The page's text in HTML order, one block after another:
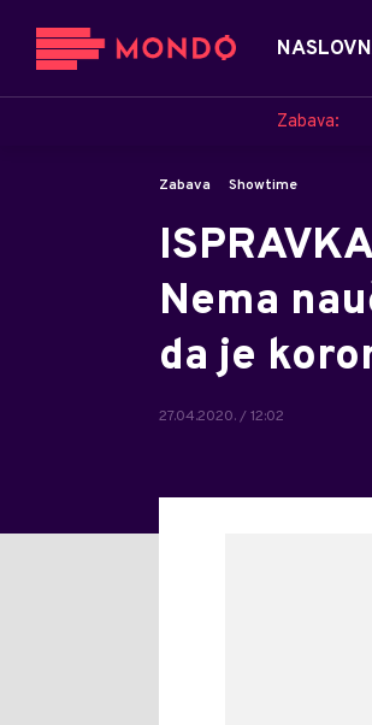
Zabava:
Zabava Showtime
Nema
da je
27.04.2020. / 12:02